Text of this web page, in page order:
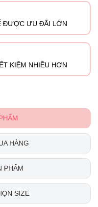
ĐƯỢC ƯU ĐÃI LỚN
KIỆM NHIỀU HƠN
HÀNG
PHẨM
SIZE